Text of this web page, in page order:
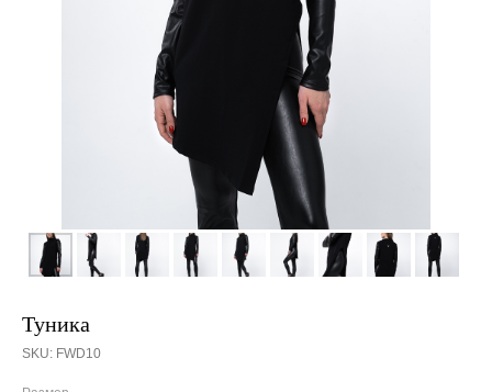
Туника
SKU: FWD10